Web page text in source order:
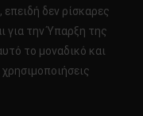
επειδή δεν ρίσκαρες
για την Ύπαρξη της
το μοναδικό και